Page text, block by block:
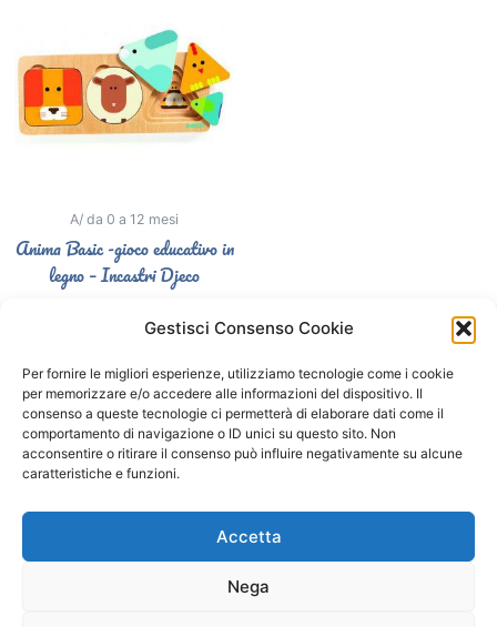
Gestisci Consenso Cookie
Per fornire le migliori esperienze, utilizziamo tecnologie come i cookie
per memorizzare e/o accedere alle informazioni del dispositivo. Il
consenso a queste tecnologie ci permetterà di elaborare dati come il
comportamento di navigazione o ID unici su questo sito. Non
acconsentire o ritirare il consenso può influire negativamente su alcune
caratteristiche e funzioni.
Accetta
Nega
A/ da 0 a 12 mesi
Anima Basic -gioco educativo in
legno – Incastri Djeco
Segui il Gatto Blu sui social
a
c
e
b
n
s
t